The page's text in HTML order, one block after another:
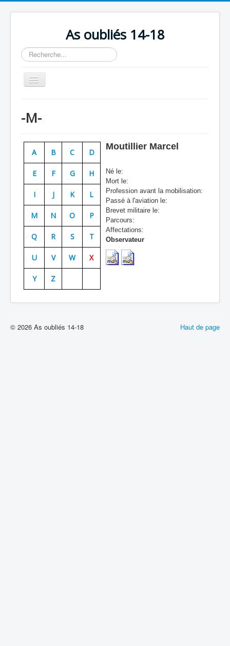
As oubliés 14-18
Rechercher
Basculer
la
Chronologie
Escadrilles
Organisation
Avions
Personnels
Doctrines
Batailles
Les As
Cahiers des As
-M-
A B C D
E F G H
I J K L
M N O P
Q R S T
U V W X
Y Z
Moutillier Marcel
Né le:
Mort le:
Profession avant la mobilisation:
Passé à l'aviation le:
Brevet militaire le:
Parcours:
Affectations:
Observateur
Haut de page
© 2026 As oubliés 14-18